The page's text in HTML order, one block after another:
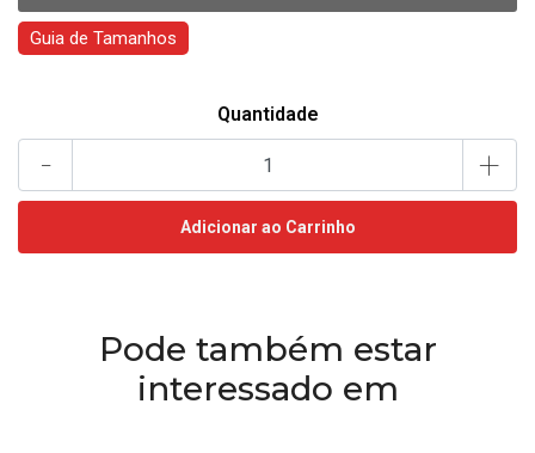
Guia de Tamanhos
Quantidade
- +
Pode também estar
interessado em